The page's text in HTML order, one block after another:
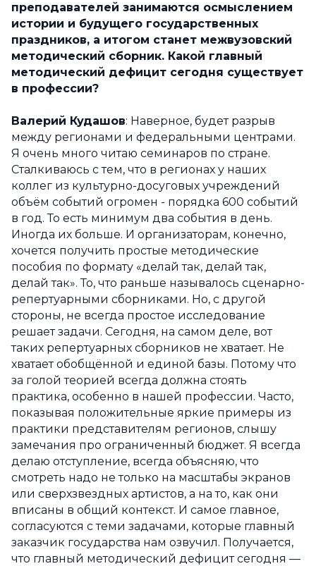
преподавателей занимаются осмыслением
истории и будущего государственных
праздников, а итогом станет межвузовский
методический сборник. Какой главный
методический дефицит сегодня существует
в профессии?
Валерий Кудашов: Наверное, будет разрыв
между регионами и федеральными центрами.
Я очень много читаю семинаров по стране.
Сталкиваюсь с тем, что в регионах у наших
коллег из культурно-досуговых учреждений
объём событий огромен - порядка 600 событий
в год. То есть минимум два события в день.
Иногда их больше. И организаторам, конечно,
хочется получить простые методические
пособия по формату «делай так, делай так,
делай так». То, что раньше называлось сценарно-
репертуарными сборниками. Но, с другой
стороны, не всегда простое исследование
решает задачи. Сегодня, на самом деле, вот
таких репертуарных сборников не хватает. Не
хватает обобщённой и единой базы. Потому что
за голой теорией всегда должна стоять
практика, особенно в нашей профессии. Часто,
показывая положительные яркие примеры из
практики представителям регионов, слышу
замечания про ограниченный бюджет. Я всегда
делаю отступление, всегда объясняю, что
смотреть надо не только на масштабы экранов
или сверхзвездных артистов, а на то, как они
вписаны в общий контекст. И самое главное,
согласуются с теми задачами, которые главный
заказчик государства нам озвучил. Получается,
что главный методический дефицит сегодня —